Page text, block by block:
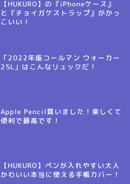
【HUKURO】の『iPhoneケース』
と『チョイガケストラップ』がかっ
こいい！
「2022年版コールマン ウォーカー
25L」はこんなリュックだ！
Apple Pencil買いました！楽しくて
便利で最高です！
【HUKURO】ペンが入れやすい大人
かわいい本当に使える手帳カバー！